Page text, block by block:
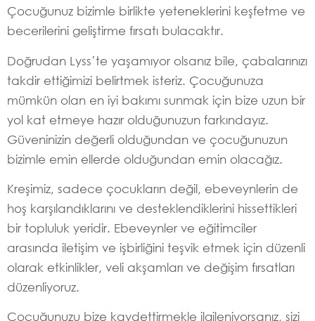
Çocuğunuz bizimle birlikte yeteneklerini keşfetme ve
becerilerini geliştirme fırsatı bulacaktır.
Doğrudan Lyss’te yaşamıyor olsanız bile, çabalarınızı
takdir ettiğimizi belirtmek isteriz. Çocuğunuza
mümkün olan en iyi bakımı sunmak için bize uzun bir
yol kat etmeye hazır olduğunuzun farkındayız.
Güveninizin değerli olduğundan ve çocuğunuzun
bizimle emin ellerde olduğundan emin olacağız.
Kreşimiz, sadece çocukların değil, ebeveynlerin de
hoş karşılandıklarını ve desteklendiklerini hissettikleri
bir topluluk yeridir. Ebeveynler ve eğitimciler
arasında iletişim ve işbirliğini teşvik etmek için düzenli
olarak etkinlikler, veli akşamları ve değişim fırsatları
düzenliyoruz.
Çocuğunuzu bize kaydettirmekle ilgileniyorsanız, sizi